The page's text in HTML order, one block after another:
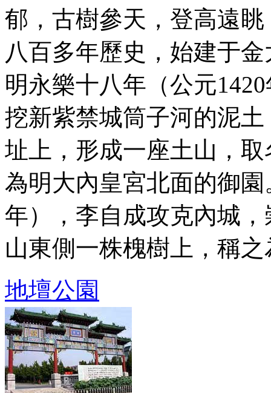
郁，古樹參天，登高遠
八百多年歷史，始建于
明永樂十八年（公元
挖新紫禁城筒子河的泥
址上，形成一座土山，
為明大內皇宮北面的御
年），李自成攻克內城
山東側一株槐樹上，稱之
地壇公園